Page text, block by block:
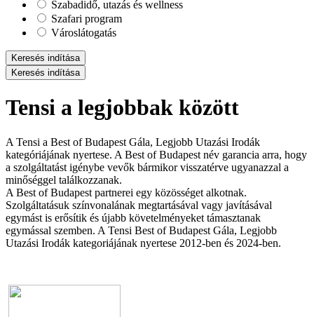
Szabadidő, utazás és wellness
Szafari program
Városlátogatás
Keresés indítása
Keresés indítása
Tensi a legjobbak között
A Tensi a Best of Budapest Gála, Legjobb Utazási Irodák
kategóriájának nyertese. A Best of Budapest név garancia arra, hogy
a szolgáltatást igénybe vevők bármikor visszatérve ugyanazzal a
minőséggel találkozzanak.
A Best of Budapest partnerei egy közösséget alkotnak.
Szolgáltatásuk színvonalának megtartásával vagy javításával
egymást is erősítik és újabb követelményeket támasztanak
egymással szemben. A Tensi Best of Budapest Gála, Legjobb
Utazási Irodák kategoriájának nyertese 2012-ben és 2024-ben.